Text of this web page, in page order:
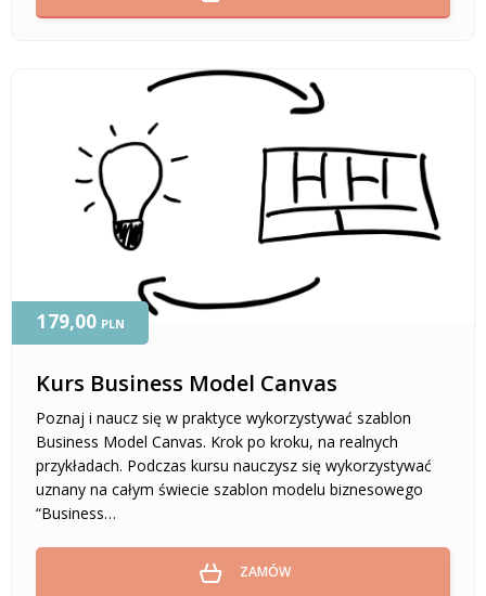
Kurs Business Model Canvas
Poznaj i naucz się w praktyce wykorzystywać szablon
Business Model Canvas. Krok po kroku, na realnych
przykładach. Podczas kursu nauczysz się wykorzystywać
uznany na całym świecie szablon modelu biznesowego
“Business…
179,00 PLN
ZAMÓW